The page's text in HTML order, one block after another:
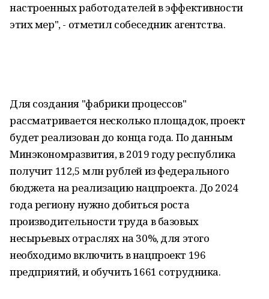
настроенных работодателей в эффективности
этих мер", - отметил собеседник агентства.
Для создания "фабрики процессов"
рассматривается несколько площадок, проект
будет реализован до конца года. По данным
Минэкономразвития, в 2019 году республика
получит 112,5 млн рублей из федерального
бюджета на реализацию нацпроекта. До 2024
года региону нужно добиться роста
производительности труда в базовых
несырьевых отраслях на 30%, для этого
необходимо включить в нацпроект 196
предприятий, и обучить 1661 сотрудника.